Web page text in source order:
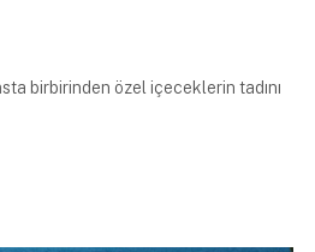
birbirinden özel içeceklerin tadını